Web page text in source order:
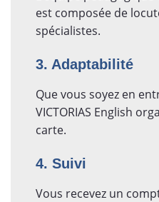
est composée de
spécialistes.
3. Adaptabilité
Que vous soyez en
VICTORIAS English
carte.
4. Suivi
Vous recevez un